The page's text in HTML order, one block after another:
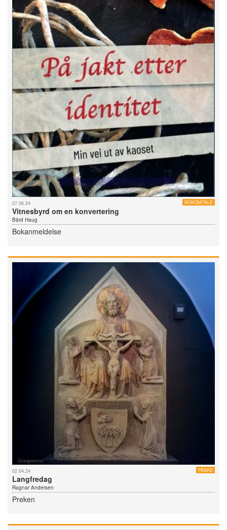
07.06.24 BOKOMTALE
Vitnesbyrd om en konvertering
Bård Haug
Bokanmeldelse
02.04.24 PÅSKE
Langfredag
Ragnar Andersen
Preken